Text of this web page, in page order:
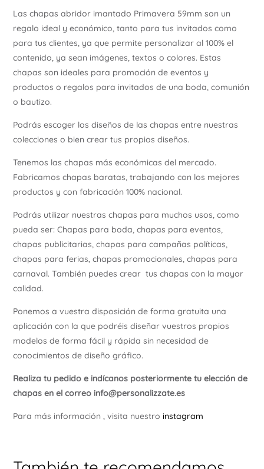
Las chapas abridor imantado Primavera 59mm son un
regalo ideal y económico, tanto para tus invitados como
para tus clientes, ya que permite personalizar al 100% el
contenido, ya sean imágenes, textos o colores. Estas
chapas son ideales para promoción de eventos y
productos o regalos para invitados de una boda, comunión
o bautizo.
Podrás escoger los diseños de las chapas entre nuestras
colecciones o bien crear tus propios diseños.
Tenemos las chapas más económicas del mercado.
Fabricamos chapas baratas, trabajando con los mejores
productos y con fabricación 100% nacional.
Podrás utilizar nuestras chapas para muchos usos, como
pueda ser: Chapas para boda, chapas para eventos,
chapas publicitarias, chapas para campañas políticas,
chapas para ferias, chapas promocionales, chapas para
carnaval. También puedes crear tus chapas con la mayor
calidad.
Ponemos a vuestra disposición de forma gratuita una
aplicación con la que podréis diseñar vuestros propios
modelos de forma fácil y rápida sin necesidad de
conocimientos de diseño gráfico.
Realiza tu pedido e indícanos posteriormente tu elección de
chapas en el correo info@personalizzate.es
Para más información , visita nuestro instagram